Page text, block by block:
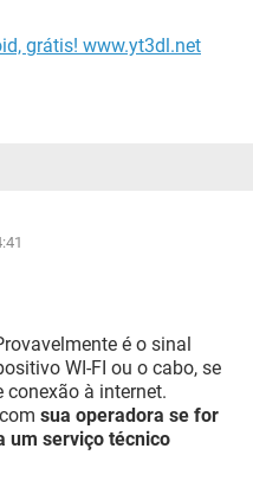
grátis! www.yt3dl.net
é o sinal
WI-FI ou o cabo, se
à internet.
sua operadora se for
um serviço técnico